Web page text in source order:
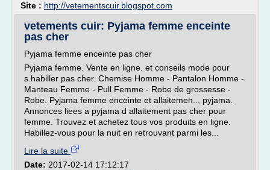
Site : http://vetementscuir.blogspot.com
vetements cuir: Pyjama femme enceinte
pas cher
Pyjama femme enceinte pas cher
Pyjama femme. Vente en ligne. et conseils mode pour
s.habiller pas cher. Chemise Homme - Pantalon Homme -
Manteau Femme - Pull Femme - Robe de grossesse -
Robe. Pyjama femme enceinte et allaitemen.., pyjama.
Annonces liees a pyjama d allaitement pas cher pour
femme. Trouvez et achetez tous vos produits en ligne.
Habillez-vous pour la nuit en retrouvant parmi les...
Lire la suite
Date: 2017-02-14 17:12:17